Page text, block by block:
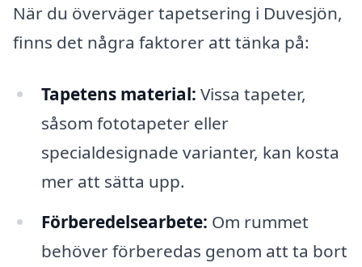
När du överväger tapetsering i Duvesjön,
finns det några faktorer att tänka på:
Tapetens material: Vissa tapeter,
såsom fototapeter eller
specialdesignade varianter, kan kosta
mer att sätta upp.
Förberedelsearbete: Om rummet
behöver förberedas genom att ta bort